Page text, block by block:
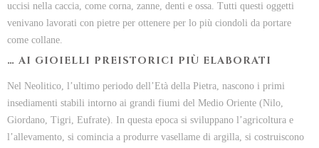
uccisi nella caccia, come corna, zanne, denti e ossa. Tutti questi oggetti
venivano lavorati con pietre per ottenere per lo più ciondoli da portare
come collane.
… AI GIOIELLI PREISTORICI PIÙ ELABORATI
Nel Neolitico, l’ultimo periodo dell’Età della Pietra, nascono i primi
insediamenti stabili intorno ai grandi fiumi del Medio Oriente (Nilo,
Giordano, Tigri, Eufrate). In questa epoca si sviluppano l’agricoltura e
l’allevamento, si comincia a produrre vasellame di argilla, si costruiscono